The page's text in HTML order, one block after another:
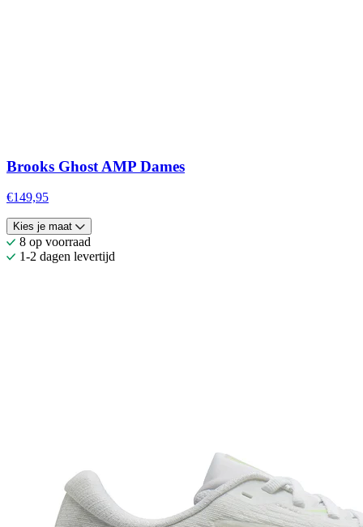
Brooks Ghost AMP Dames
€149,95
Kies je maat
8 op voorraad
1-2 dagen levertijd